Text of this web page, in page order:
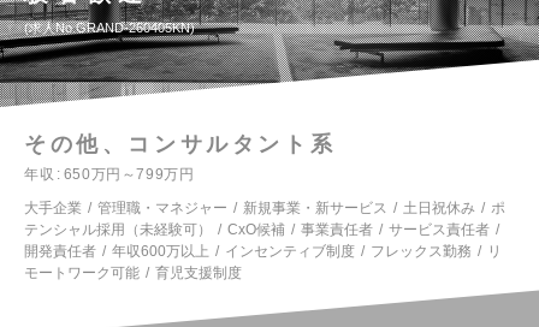
求人No.GRAND-260405KN
その他、コンサルタント系
年収
650万円～799万円
大手企業
管理職・マネジャー 新規事業・新サービス 土日祝休み
ポ
テンシャル採用（未経験可）
CxO候補 事業責任者
サービス責任者
開発責任者
年収600万以上 インセンティブ制度 フレックス勤務
リ
モートワーク可能
育児支援制度